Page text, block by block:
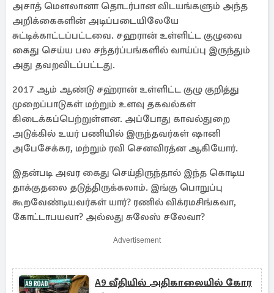
அசாத் மௌலானா தொடர்பான விடயங்களும் அந்த
அறிக்கைகளின் அடிப்படையிலேயே
சுட்டிக்காட்டப்பட்டவை. சஹரான் உள்ளிட்ட குழுவை
கைது செய்ய பல சந்தர்ப்பங்களில் வாய்ப்பு இருந்தும்
அது தவறவிடப்பட்டது.
2017 ஆம் ஆண்டு சஹ்ரான் உள்ளிட்ட குழு குறித்து
முறைப்பாடுகள் மற்றும் உளவு தகவல்கள்
கிடைக்கப்பெற்றுள்ளன. அப்போது காவல்துறை
அடுக்கில் உயர் பணியில் இருந்தவர்கள் ஷானி
அபேசேக்கர, மற்றும் ரவி செனவிரத்ன ஆகியோர்.
இதன்படி அவர கைது செய்திருந்தால் இந்த கொடிய
தாக்குதலை தடுத்திருக்கலாம். இங்கு பொறுப்பு
கூறவேண்டியவர்கள் யார்? ரணில் விக்ரமசிங்கவா,
கோட்டாபயவா? அல்லது சுலேஸ் சலேவா?
Advertisement
A9 வீதியில் அதிகாலையில் கோர